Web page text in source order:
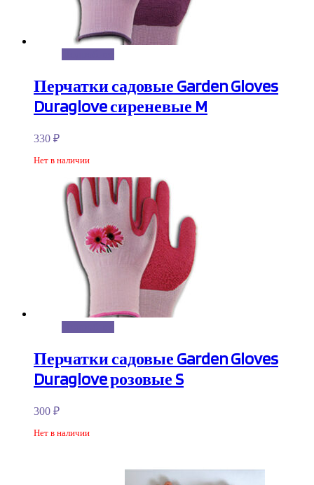
Перчатки садовые Garden Gloves
Duraglove сиреневые M
330 ₽
Нет в наличии
Перчатки садовые Garden Gloves
Duraglove розовые S
300 ₽
Нет в наличии